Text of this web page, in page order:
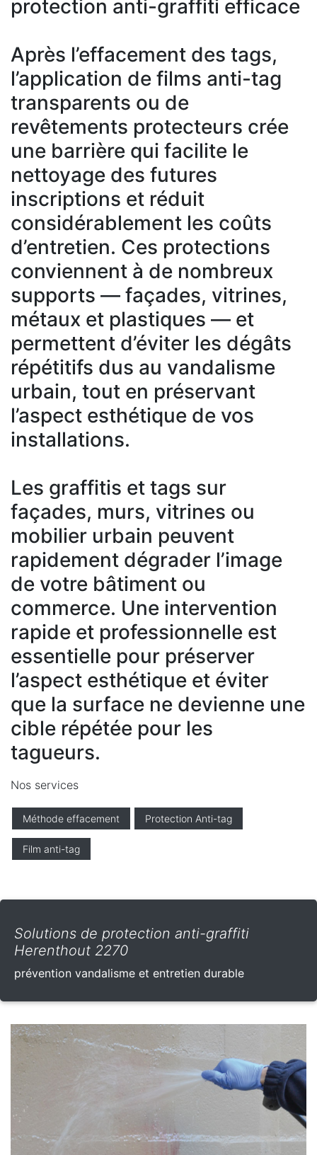
protection anti-graffiti efficace
Après l’effacement des tags,
l’application de films anti-tag
transparents ou de
revêtements protecteurs crée
une barrière qui facilite le
nettoyage des futures
inscriptions et réduit
considérablement les coûts
d’entretien. Ces protections
conviennent à de nombreux
supports — façades, vitrines,
métaux et plastiques — et
permettent d’éviter les dégâts
répétitifs dus au vandalisme
urbain, tout en préservant
l’aspect esthétique de vos
installations.
Les graffitis et tags sur
façades, murs, vitrines ou
mobilier urbain peuvent
rapidement dégrader l’image
de votre bâtiment ou
commerce. Une intervention
rapide et professionnelle est
essentielle pour préserver
l’aspect esthétique et éviter
que la surface ne devienne une
cible répétée pour les
tagueurs.
Nos services
Méthode effacement Protection Anti-tag
Film anti-tag
Solutions de protection anti-graffiti
Herenthout 2270
prévention vandalisme et entretien durable